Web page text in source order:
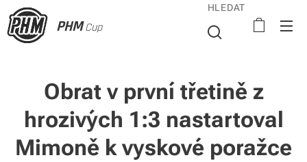
PHMCup
HLEDAT
Obrat v první třetině z
hrozivých 1:3 nastartoval
Mimoně k vyskové poražce